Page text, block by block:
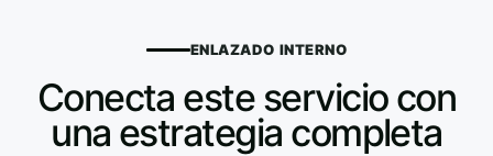
ENLAZADO INTERNO
Conecta este servicio con
una estrategia completa